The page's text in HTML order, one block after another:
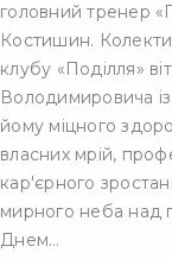
головний тренер
Костишин.
клубу «Поділля»
Володимировича
йому міцного
власних мрій,
кар'єрного
мирного неба над
Днем…